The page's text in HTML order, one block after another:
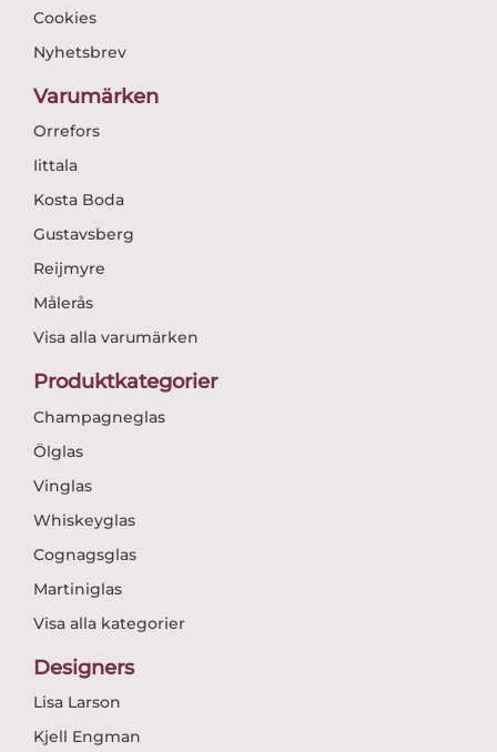
Cookies
Nyhetsbrev
Varumärken
Orrefors
Iittala
Kosta Boda
Gustavsberg
Reijmyre
Målerås
Visa alla varumärken
Produktkategorier
Champagneglas
Ölglas
Vinglas
Whiskeyglas
Cognagsglas
Martiniglas
Visa alla kategorier
Designers
Lisa Larson
Kjell Engman